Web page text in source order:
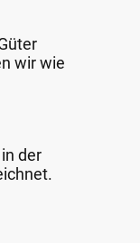
wir wie
der